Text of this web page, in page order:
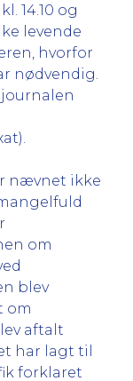
14.10 og
levende
hvorfor
nødvendig.
nævnet ikke
om
blev
om
aftalt
har lagt til
forklaret